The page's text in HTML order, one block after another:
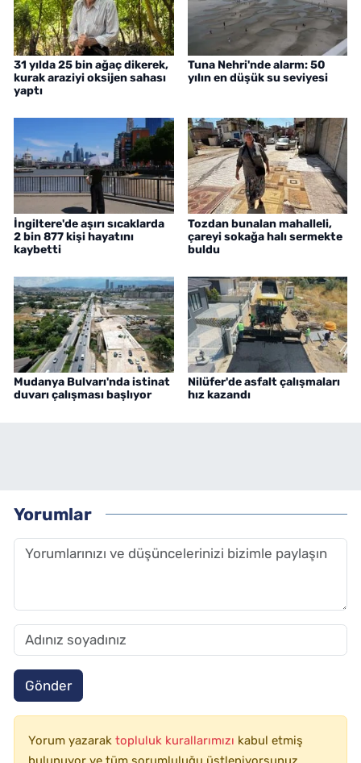
31 yılda 25 bin ağaç dikerek,
kurak araziyi oksijen sahası
yaptı
Tuna Nehri'nde alarm: 50
yılın en düşük su seviyesi
İngiltere'de aşırı sıcaklarda
2 bin 877 kişi hayatını
kaybetti
Tozdan bunalan mahalleli,
çareyi sokağa halı sermekte
buldu
Mudanya Bulvarı'nda istinat
duvarı çalışması başlıyor
Nilüfer'de asfalt çalışmaları
hız kazandı
Yorumlar
Gönder
Yorum yazarak topluluk kurallarımızı kabul etmiş